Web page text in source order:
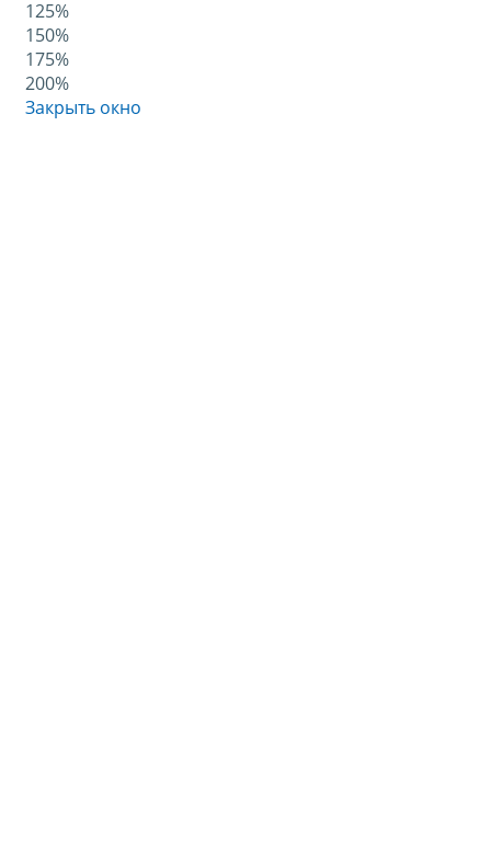
125%
150%
175%
200%
Закрыть окно